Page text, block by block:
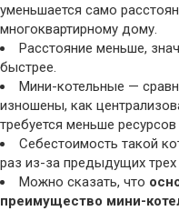
уменьшается само
многоквартирному дому.
Расстояние меньше,
быстрее.
Мини-котельные —
изношены, как
требуется меньше
Себестоимость такой
раз из-за предыдущих трех
Можно сказать, что
преимущество мини-